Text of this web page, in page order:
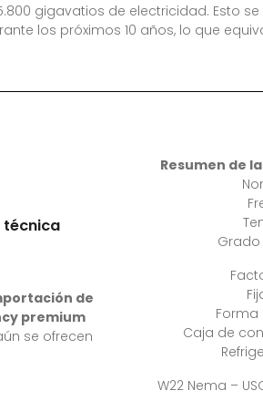
gigavatios de electricidad. Esto
los próximos 10 años, lo que
de
premium
se ofrecen
Resumen de
Grado
Forma
Caja de
W22 Nema –